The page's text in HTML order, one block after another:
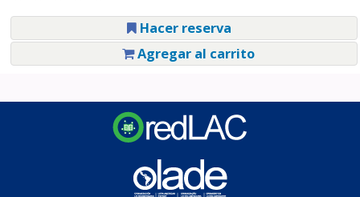
Hacer reserva
Agregar al carrito